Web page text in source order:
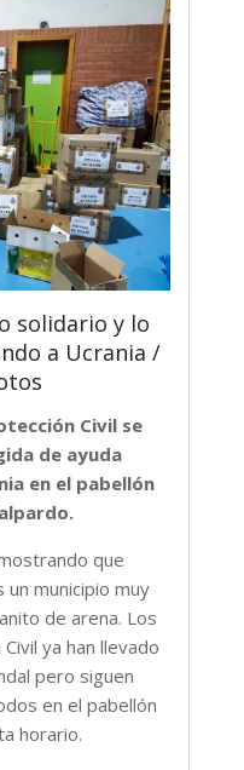
solidario y lo
a Ucrania /
Civil se
de ayuda
en el pabellón
que
municipio muy
de arena. Los
ya han llevado
pero siguen
en el pabellón
horario.